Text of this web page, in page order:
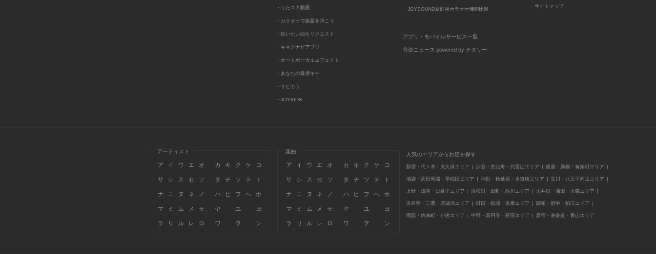
・うたスキ動画
・カラオケで楽器を弾こう
・歌いたい曲をリクエスト
・キョクナビアプリ
・オートボーカルエフェクト
・あなたの最適キー
・サビカラ
・JOYKIDS
・JOYSOUND家庭用カラオケ機能比較
アプリ・モバイルサービス一覧
音楽ニュース powered by ナタリー
・サイトマップ
アーティスト
ア イ ウ エ オ カ キ ク ケ コ
サ シ ス セ ソ タ チ ツ テ ト
ナ ニ ヌ ネ ノ ハ ヒ フ へ ホ
マ ミ ム メ モ ヤ ユ ヨ
ラ リ ル レ ロ ワ ヲ ン
楽曲
ア イ ウ エ オ カ キ ク ケ コ
サ シ ス セ ソ タ チ ツ テ ト
ナ ニ ヌ ネ ノ ハ ヒ フ へ ホ
マ ミ ム メ モ ヤ ユ ヨ
ラ リ ル レ ロ ワ ヲ ン
人気のエリアからお店を探す
新宿・代々木・大久保エリア 渋谷・恵比寿・代官山エリア 銀座・新橋・有楽町エリア
池袋・高田馬場・早稲田エリア 神田・秋葉原・水道橋エリア 立川・八王子周辺エリア
上野・浅草・日暮里エリア 浜松町・田町・品川エリア 大井町・蒲田・大森エリア
吉祥寺・三鷹・武蔵境エリア 町田・稲城・多摩エリア 調布・府中・狛江エリア
両国・錦糸町・小岩エリア 中野・高円寺・荻窪エリア 原宿・表参道・青山エリア